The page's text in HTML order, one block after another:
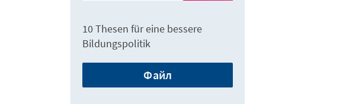
10 Thesen für eine bessere
Bildungspolitik
Файл